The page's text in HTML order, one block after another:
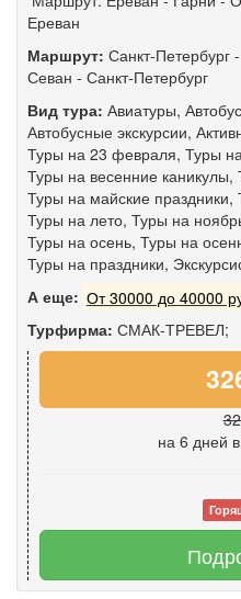
Ереван
Маршрут: Санкт-Петербург -
Севан - Санкт-Петербург
Вид тура: Авиатуры,
Автобусные экскурсии,
Туры на 23 февраля, Туры
Туры на весенние каникулы,
Туры на майские праздники,
Туры на лето, Туры на
Туры на осень, Туры на
Туры на праздники,
А еще: От 30000 до 40000
Турфирма: СМАК-ТРЕВЕЛ;
на 6 дней